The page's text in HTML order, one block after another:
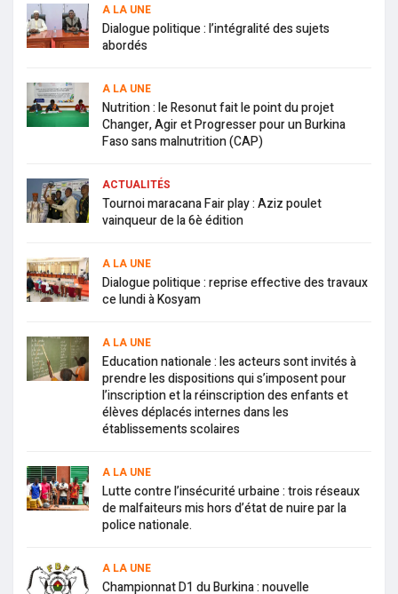
A LA UNE
Dialogue politique : l’intégralité des sujets
abordés
A LA UNE
Nutrition : le Resonut fait le point du projet
Changer, Agir et Progresser pour un Burkina
Faso sans malnutrition (CAP)
ACTUALITÉS
Tournoi maracana Fair play : Aziz poulet
vainqueur de la 6è édition
A LA UNE
Dialogue politique : reprise effective des travaux
ce lundi à Kosyam
A LA UNE
Education nationale : les acteurs sont invités à
prendre les dispositions qui s’imposent pour
l’inscription et la réinscription des enfants et
élèves déplacés internes dans les
établissements scolaires
A LA UNE
Lutte contre l’insécurité urbaine : trois réseaux
de malfaiteurs mis hors d’état de nuire par la
police nationale.
A LA UNE
Championnat D1 du Burkina : nouvelle